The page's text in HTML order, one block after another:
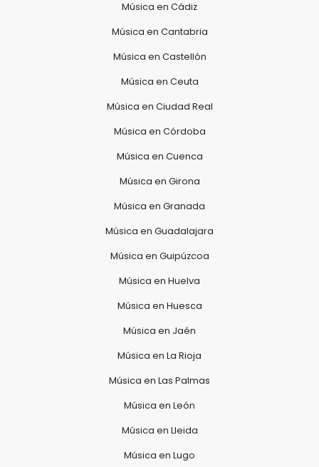
Música en Cádiz
Música en Cantabria
Música en Castellón
Música en Ceuta
Música en Ciudad Real
Música en Córdoba
Música en Cuenca
Música en Girona
Música en Granada
Música en Guadalajara
Música en Guipúzcoa
Música en Huelva
Música en Huesca
Música en Jaén
Música en La Rioja
Música en Las Palmas
Música en León
Música en Lleida
Música en Lugo